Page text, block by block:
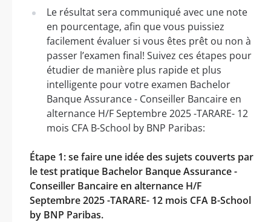
Le résultat sera communiqué avec une note
en pourcentage, afin que vous puissiez
facilement évaluer si vous êtes prêt ou non à
passer l’examen final! Suivez ces étapes pour
étudier de manière plus rapide et plus
intelligente pour votre examen Bachelor
Banque Assurance - Conseiller Bancaire en
alternance H/F Septembre 2025 -TARARE- 12
mois CFA B-School by BNP Paribas:
Étape 1: se faire une idée des sujets couverts par
le test pratique Bachelor Banque Assurance -
Conseiller Bancaire en alternance H/F
Septembre 2025 -TARARE- 12 mois CFA B-School
by BNP Paribas.